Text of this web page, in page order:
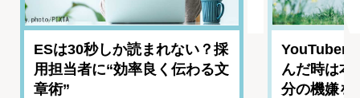
ESは30秒しか読まれない？採
用担当者に“効率良く伝わる文
章術”
YouTuber
んだ時は
分の機嫌を